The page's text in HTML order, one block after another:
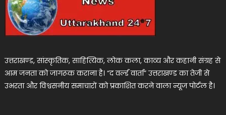
उत्तराखण्ड, सांस्कृतिक, साहित्यिक, लोक कला, काव्य और कहानी संग्रह से
आम जनता को जागरूक कराना है। “द वर्ल्ड वार्ता” उत्तराखण्ड का तेजी से
उभरता और विश्वसनीय समाचारों को प्रकाशित करने वाला न्यूज पोर्टल है।